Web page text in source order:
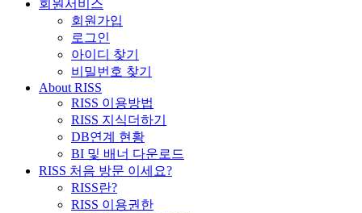
회원서비스
회원가입
로그인
아이디 찾기
비밀번호 찾기
About RISS
RISS 이용방법
RISS 지식더하기
DB연계 현황
BI 및 배너 다운로드
RISS 처음 방문 이세요?
RISS란?
RISS 이용권한